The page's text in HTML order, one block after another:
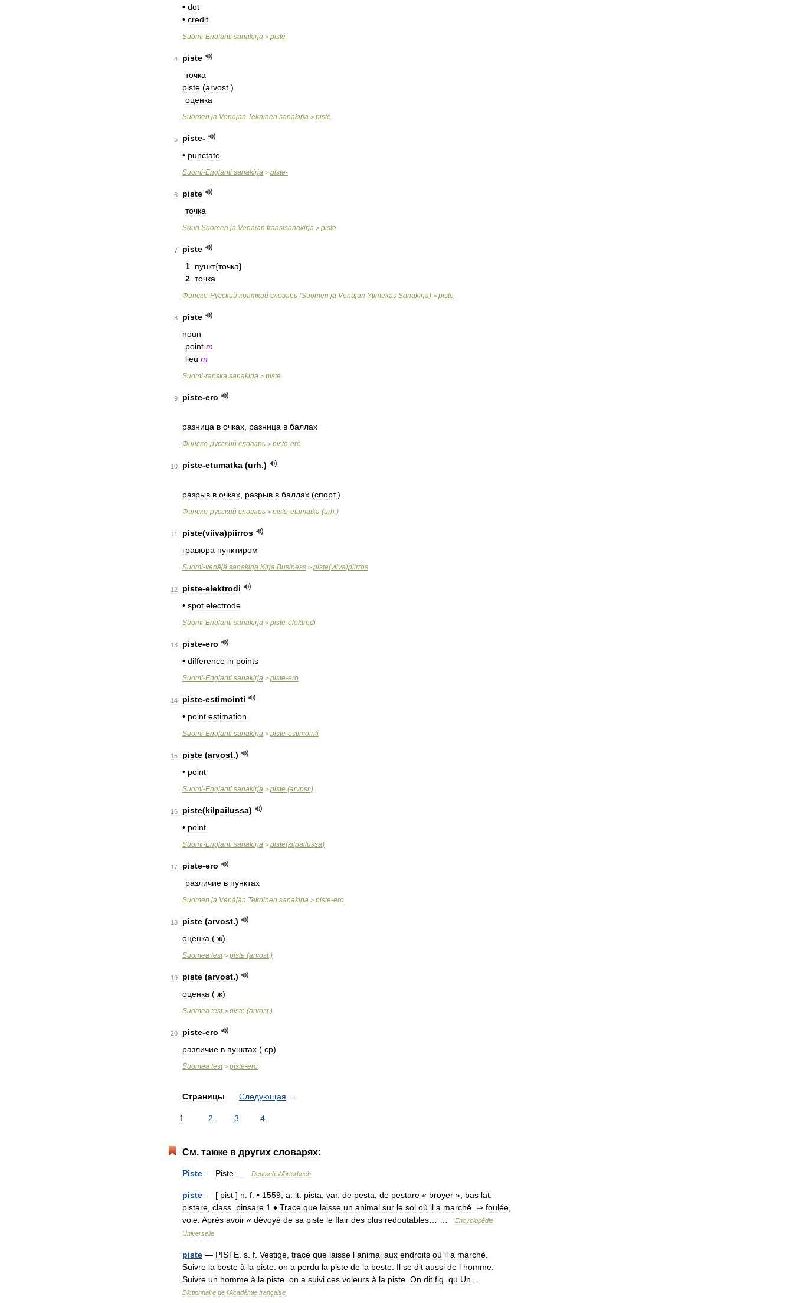
• dot
• credit
Suomi-Englanti sanakirja > piste
4
piste
точка
piste (arvost .)
оценка
Suomen ja Venäjän Tekninen sanakirja > piste
5 piste-
• punctate
Suomi-Englanti sanakirja > piste-
6
piste
точка
Suuri Suomen ja Venäjän fraasisanakirja > piste
7
piste
1 пункт{точка}
2 точка
Финско-Русский краткий словарь (Suomen ja Venäjän Ytimekäs Sanakirja) > piste
8
piste
noun
point m
lieu m
Suomi-ranska sanakirja > piste
9 piste-ero
разница в очках разница в баллах
Финско-русский словарь > piste-ero
10 piste-etumatka (urh.)
разрыв в очках разрыв в баллах (спорт.)
Финско-русский словарь > piste-etumatka (urh.)
11 piste(viiva)piirros
гравюра пунктиром
Suomi-venäjä sanakirja Kirja Business > piste(viiva)piirros
12 piste-elektrodi
• spot electrode
Suomi-Englanti sanakirja > piste-elektrodi
13 piste-ero
• difference in points
Suomi-Englanti sanakirja > piste-ero
14 piste-estimointi
• point estimation
Suomi-Englanti sanakirja > piste-estimointi
15 piste (arvost.)
• point
Suomi-Englanti sanakirja > piste (arvost.)
16 piste(kilpailussa)
• point
Suomi-Englanti sanakirja > piste(kilpailussa)
17 piste-ero
различие в пунктах
Suomen ja Venäjän Tekninen sanakirja > piste-ero
18 piste (arvost.)
оценка ( ж)
Suomea test> piste (arvost.)
19 piste (arvost.)
оценка ( ж)
Suomea test> piste (arvost.)
20 piste-ero
различие в пунктах ( ср)
Suomea test> piste-ero
Страницы Следующая →
1 2 3 4
См. также в других словарях:
Piste — Piste Deutsch Wörterbuch
piste — [ pist ] n f . • 1559; a it pista var. de pesta de pestare « broyer », bas lat
pistare class pinsare 1 ♦ Trace que laisse un animal sur le sol où il a marché . ⇒ foulée
voie Après avoir « dévoyé de sa piste le flair des plus redoutables
Encyclopédie
Universelle
piste — PISTE s f Vestige trace que laisse l animal aux endroits où il a marché
Suivre la beste à la piste on a perdu la piste de la beste Il se dit aussi de l homme
Suivre un homme à la piste on a suivi ces voleurs à la piste On dit fig qu Un
Dictionnaire de l'Académie française